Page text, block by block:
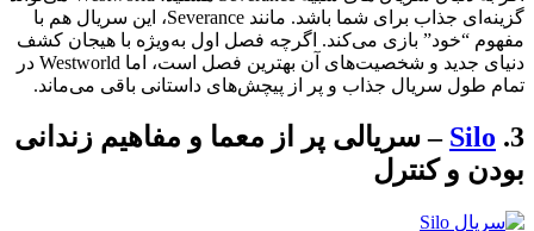
گزینه‌ای جذاب برای شما باشد. مانند Severance، این سریال هم با
مفهوم “خود” بازی می‌کند. اگرچه فصل اول به‌ویژه با هیجان کشف
دنیای جدید و شخصیت‌های آن بهترین فصل است، اما Westworld در
تمام طول سریال جذاب و پر از پیچش‌های داستانی باقی می‌ماند.
3.
Silo – سریالی پر از معما و مفاهیم زندانی
بودن و کنترل